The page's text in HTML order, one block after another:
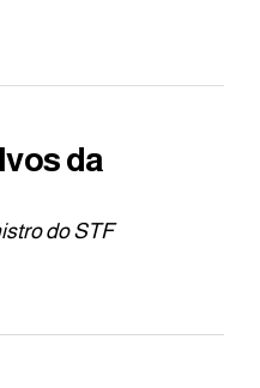
da
do STF